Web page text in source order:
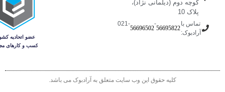
کوچه دوم (دیلمانی نژاد)،
تماس با
آرادبوک:
56695822
56696502
کلیه حقوق این وب سایت متعلق به آرادبوک می باشد.